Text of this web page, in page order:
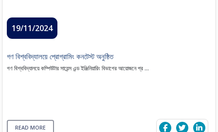
19/11/2024
গণ বিশ্ববিদ্যালয়ে প্রোগ্রামিং কনটেস্ট অনুষ্ঠিত
গণ বিশ্ববিদ্যালয়ে কম্পিউটার সায়েন্স এন্ড ইঞ্জিনিয়ারিং বিভাগের আয়োজনে প্র ...
READ MORE